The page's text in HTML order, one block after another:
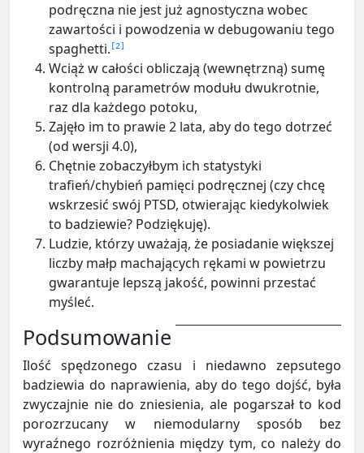
podręczna nie jest już agnostyczna wobec
zawartości i powodzenia w debugowaniu tego
spaghetti.
2
Wciąż w całości obliczają (wewnętrzną) sumę
kontrolną parametrów modułu dwukrotnie,
raz dla każdego potoku,
Zajęło im to prawie 2 lata, aby do tego dotrzeć
(od wersji 4.0),
Chętnie zobaczyłbym ich statystyki
trafień/chybień pamięci podręcznej (czy chcę
wskrzesić swój PTSD, otwierając kiedykolwiek
to badziewie? Podziękuję).
Ludzie, którzy uważają, że posiadanie większej
liczby małp machających rękami w powietrzu
gwarantuje lepszą jakość, powinni przestać
myśleć.
Podsumowanie
Ilość spędzonego czasu i niedawno zepsutego
badziewia do naprawienia, aby do tego dojść, była
zwyczajnie nie do zniesienia, ale pogarszał to kod
porozrzucany w niemodularny sposób bez
wyraźnego rozróżnienia między tym, co należy do